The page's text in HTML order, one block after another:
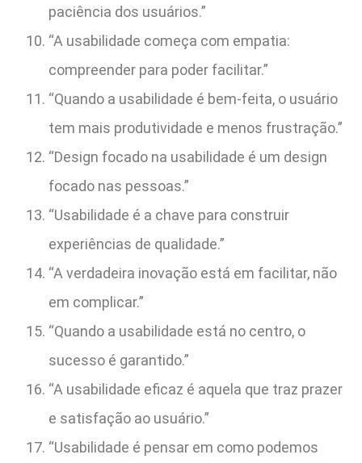
paciência dos usuários.”
“A usabilidade começa com empatia:
compreender para poder facilitar.”
“Quando a usabilidade é bem-feita, o usuário
tem mais produtividade e menos frustração.”
“Design focado na usabilidade é um design
focado nas pessoas.”
“Usabilidade é a chave para construir
experiências de qualidade.”
“A verdadeira inovação está em facilitar, não
em complicar.”
“Quando a usabilidade está no centro, o
sucesso é garantido.”
“A usabilidade eficaz é aquela que traz prazer
e satisfação ao usuário.”
“Usabilidade é pensar em como podemos